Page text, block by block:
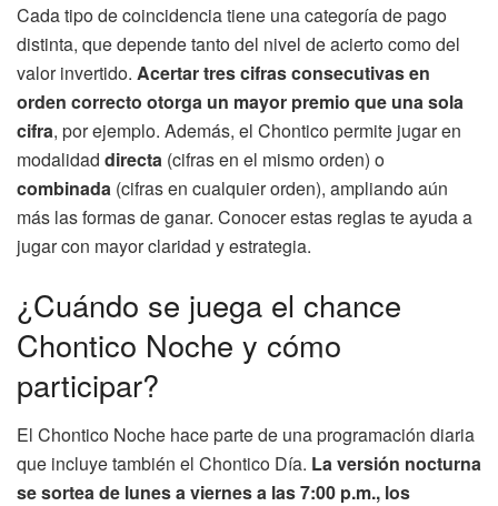
Cada tipo de coincidencia tiene una categoría de pago
distinta, que depende tanto del nivel de acierto como del
valor invertido. Acertar tres cifras consecutivas en
orden correcto otorga un mayor premio que una sola
cifra, por ejemplo. Además, el Chontico permite jugar en
modalidad directa (cifras en el mismo orden) o
combinada (cifras en cualquier orden), ampliando aún
más las formas de ganar. Conocer estas reglas te ayuda a
jugar con mayor claridad y estrategia.
¿Cuándo se juega el chance
Chontico Noche y cómo
participar?
El Chontico Noche hace parte de una programación diaria
que incluye también el Chontico Día. La versión nocturna
se sortea de lunes a viernes a las 7:00 p.m., los